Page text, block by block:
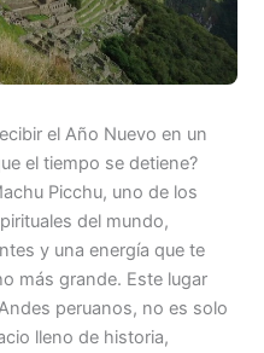
el Año Nuevo en un
el tiempo se detiene?
Picchu, uno de los
del mundo,
y una energía que te
más grande. Este lugar
peruanos, no es solo
lleno de historia,